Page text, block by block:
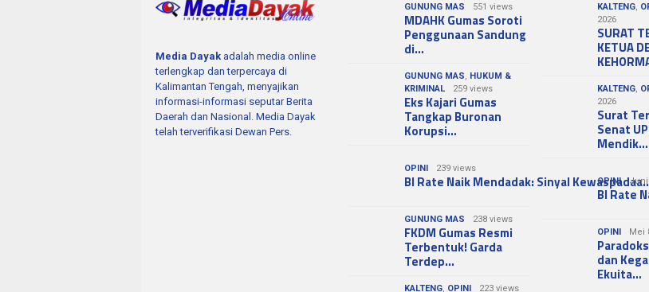
Media Dayak adalah media online
terlengkap dan terpercaya di
Kalimantan Tengah, menyajikan
informasi-informasi seputar Berita
Daerah dan Nasional. Media Dayak
telah terverifikasi Dewan Pers.
GUNUNG MAS 551 views
MDAHK Gumas Soroti
Penggunaan Sandung
di…
GUNUNG MAS
HUKUM &
KRIMINAL
259 views
Eks Kajari Gumas
Tangkap Buronan
Korupsi…
OPINI 239 views
BI Rate Naik Mendadak: Sinyal
GUNUNG MAS 238 views
FKDM Gumas Resmi
Terbentuk! Garda
Terdep…
KALTENG OPINI 223 views
KALTENG
2026
SURAT
KETUA
KALTENG
2026
Surat
Senat
Mendik…
OPINI Juni
BI Rate
OPINI Mei
dan
Ekuita…